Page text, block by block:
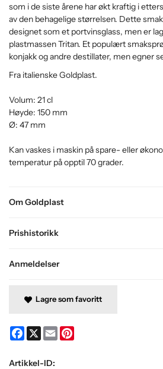
Om Goldplast
Prishistorikk
Anmeldelser
som i de siste årene har økt kraftig i
av den behagelige størrelsen. Dette
designet som et portvinsglass, men er
plastmassen Tritan. Et populært
konjakk og andre destillater, men egner
Fra italienske Goldplast.
Volum: 21 cl
Høyde: 150 mm
Ø: 47 mm
Kan vaskes i maskin på spare- eller
temperatur på opptil 70 grader.
Lagre som favoritt
Facebook
X Email
Artikkel-ID: